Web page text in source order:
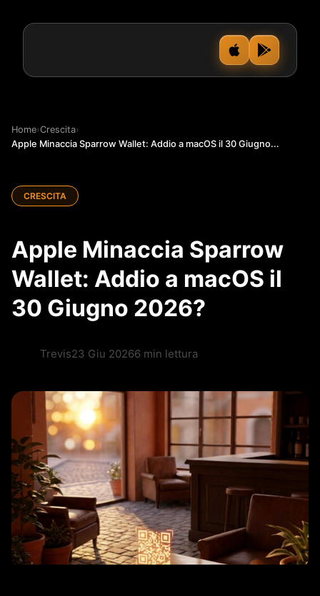
Home›Crescita›
Apple Minaccia Sparrow Wallet: Addio a macOS il 30 Giugno...
CRESCITA
Apple Minaccia Sparrow
Wallet: Addio a macOS il
30 Giugno 2026?
Trevis23 Giu 20266 min lettura